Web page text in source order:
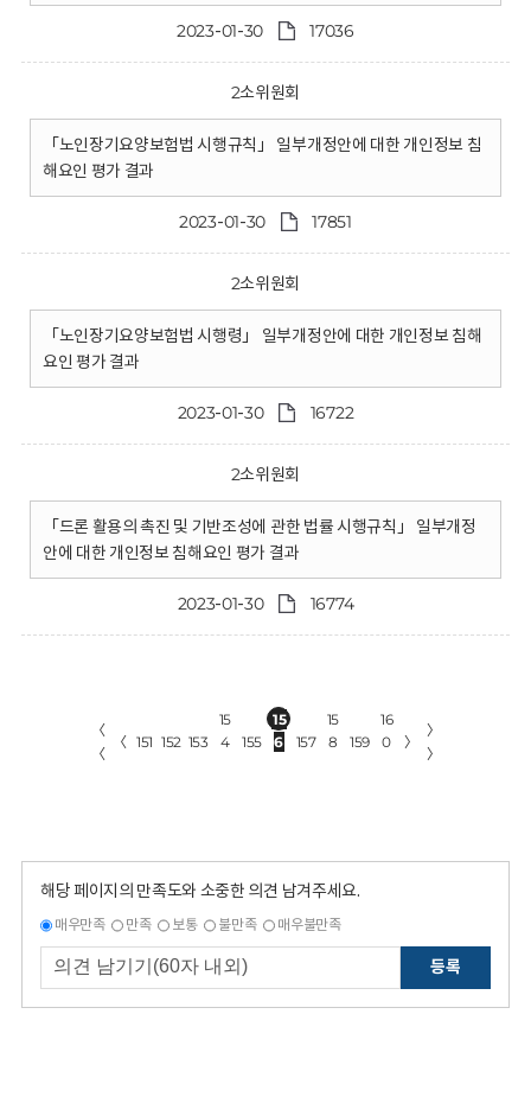
2023-01-30 17036
2소위원회
「노인장기요양보험법 시행규칙」 일부개정안에 대한 개인정보 침
해요인 평가 결과
2023-01-30 17851
2소위원회
「노인장기요양보험법 시행령」 일부개정안에 대한 개인정보 침해
요인 평가 결과
2023-01-30 16722
2소위원회
「드론 활용의 촉진 및 기반조성에 관한 법률 시행규칙」 일부개정
안에 대한 개인정보 침해요인 평가 결과
2023-01-30 16774
〈
〈
〈 151 152 153
15
4
155
15
6
157
15
8
159
16
0
〉
〉
〉
해당 페이지의 만족도와 소중한 의견 남겨주세요.
매우만족 만족 보통 불만족 매우불만족
등록